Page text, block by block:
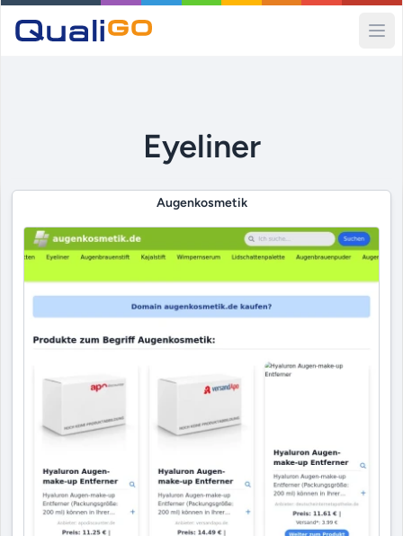
Eyeliner
Augenkosmetik